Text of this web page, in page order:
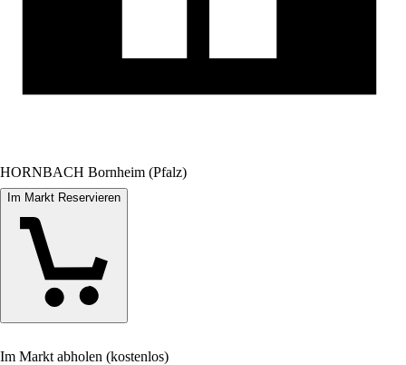
HORNBACH Bornheim (Pfalz)
Im Markt Reservieren
Im Markt abholen (kostenlos)